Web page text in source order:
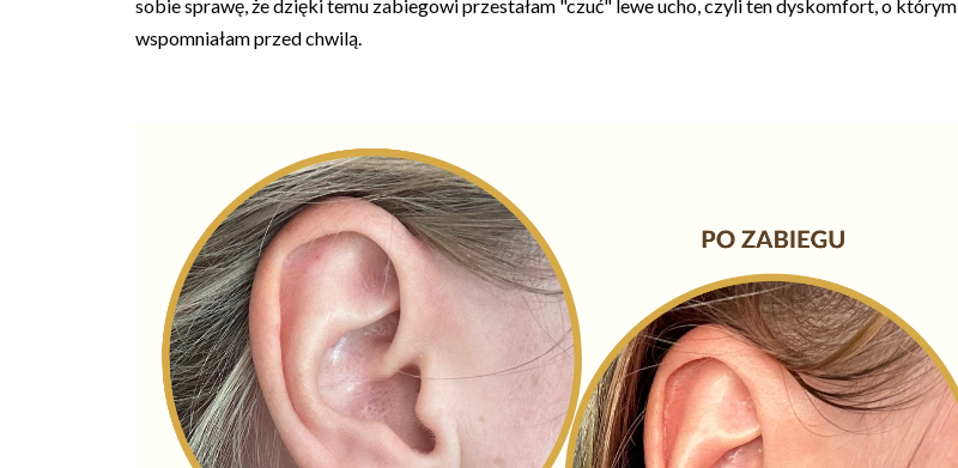
sobie sprawę, że dzięki temu zabiegowi przestałam "czuć" lewe ucho, czyli ten dyskomfort, o którym
wspomniałam przed chwilą.